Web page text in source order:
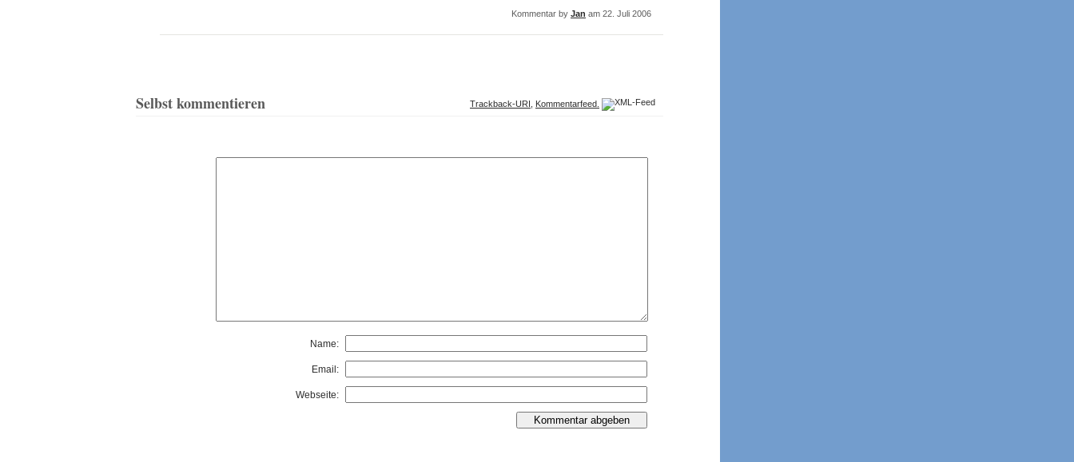
Kommentar by Jan am 22. Juli 2006
Selbst kommentieren Trackback-URI Kommentarfeed.
Name:
Email:
Webseite: